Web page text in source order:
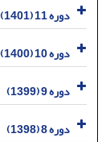
دوره 11 (1401)
دوره 10 (1400)
دوره 9 (1399)
دوره 8 (1398)